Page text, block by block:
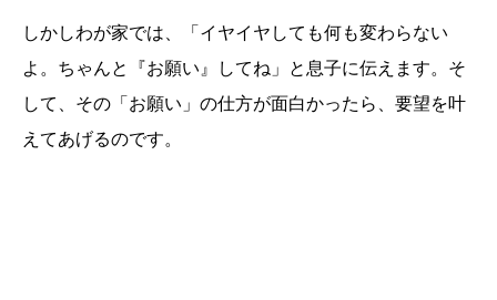
しかしわが家では、「イヤイヤしても何も変わらない
よ。ちゃんと『お願い』してね」と息子に伝えます。そ
して、その「お願い」の仕方が面白かったら、要望を叶
えてあげるのです。